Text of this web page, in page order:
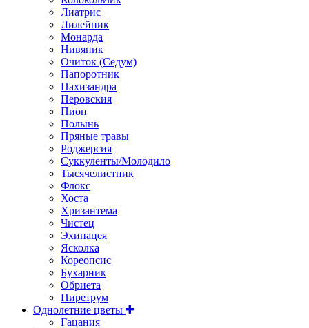
Лиатрис
Лилейник
Монарда
Нивяник
Очиток (Седум)
Папоротник
Пахизандра
Перовския
Пион
Полынь
Пряные травы
Роджерсия
Суккуленты/Молодило
Тысячелистник
Флокс
Хоста
Хризантема
Чистец
Эхинацея
Ясколка
Кореопсис
Бухарник
Обриета
Пиретрум
Однолетние цветы
Гацания